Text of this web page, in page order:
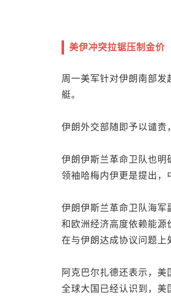
美伊冲突拉锯压制金价
周一美军针对伊朗南部
艇。
伊朗外交部随即予以谴责
伊朗伊斯兰革命卫队也明
领袖哈梅内伊更是提出，
伊朗伊斯兰革命卫队海军
和欧洲经济高度依赖能源
在与伊朗达成协议问题上
阿克巴尔扎德还表示，
全球大国已经认识到，美